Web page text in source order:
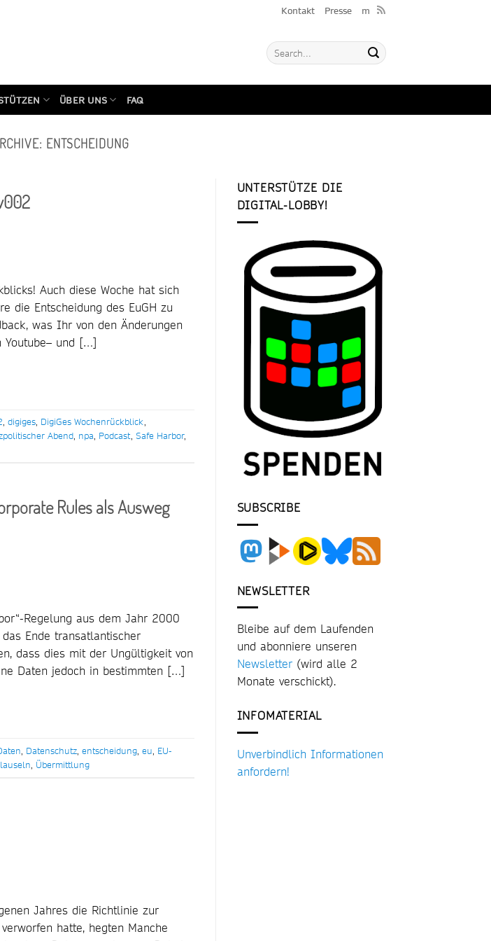
Kontakt Presse m
ÜBER UNS FAQ
ENTSCHEIDUNG
Auch diese Woche hat sich
die Entscheidung des EuGH zu
was Ihr von den Änderungen
Youtube– und […]
, digiges, DigiGes Wochenrückblick,
Abend, npa, Podcast, Safe Harbor,
Rules als Ausweg
Regelung aus dem Jahr 2000
Ende transatlantischer
dass dies mit der Ungültigkeit von
Daten jedoch in bestimmten […]
, Datenschutz, entscheidung, eu, EU-
, Übermittlung
Jahres die Richtlinie zur
hatte, hegten Manche
UNTERSTÜTZE DIE
DIGITAL-LOBBY!
SUBSCRIBE
NEWSLETTER
Bleibe auf dem Laufenden
und abonniere unseren
Newsletter(wird alle 2
Monate verschickt).
INFOMATERIAL
Unverbindlich Informationen
anfordern!